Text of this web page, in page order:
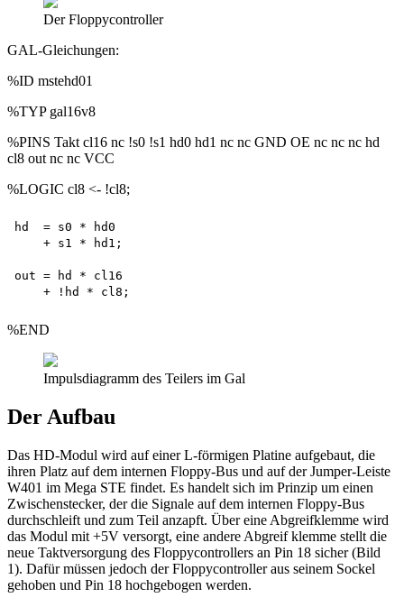
Der Floppycontroller
GAL-Gleichungen:
%ID mstehd01
%TYP gal16v8
%PINS Takt cl16 nc !s0 !s1 hd0 hd1 nc nc GND OE nc nc nc hd
cl8 out nc nc VCC
%LOGIC cl8 <- !cl8;
hd  = s0 * hd0
    + s1 * hd1;
out = hd * cl16
%END
Impulsdiagramm des Teilers im Gal
Der Aufbau
Das HD-Modul wird auf einer L-förmigen Platine aufgebaut, die
ihren Platz auf dem internen Floppy-Bus und auf der Jumper-Leiste
W401 im Mega STE findet. Es handelt sich im Prinzip um einen
Zwischenstecker, der die Signale auf dem internen Floppy-Bus
durchschleift und zum Teil anzapft. Über eine Abgreifklemme wird
das Modul mit +5V versorgt, eine andere Abgreif klemme stellt die
neue Taktversorgung des Floppycontrollers an Pin 18 sicher (Bild
1). Dafür müssen jedoch der Floppycontroller aus seinem Sockel
gehoben und Pin 18 hochgebogen werden.